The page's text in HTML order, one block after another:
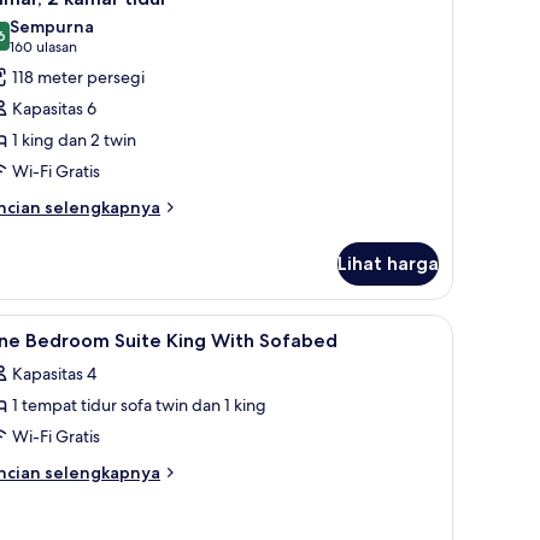
dari 10
Sempurna
160 ulasan
(160
ulasan)
118 meter persegi
Kapasitas 6
1 king dan 2 twin
Wi-Fi Gratis
selengkapnya
Lihat harga
dan Wi-Fi gratis Seprai premium, brankas, setrika/meja
7 Bedroom Suite King With Sofabed
Kapasitas 4
1 tempat tidur sofa twin dan 1 king
Wi-Fi Gratis
selengkapnya